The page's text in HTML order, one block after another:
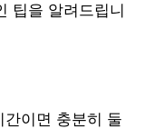
팁을 알려드립니
이면 충분히 둘